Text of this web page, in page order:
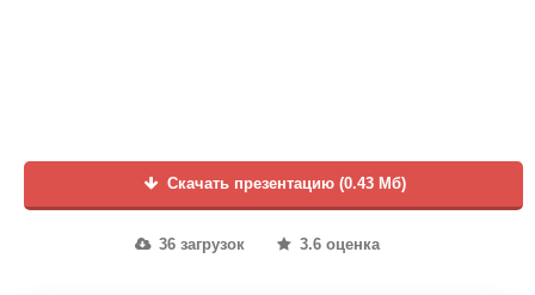
Скачать презентацию (0.43 Мб)
36 загрузок 3.6 оценка